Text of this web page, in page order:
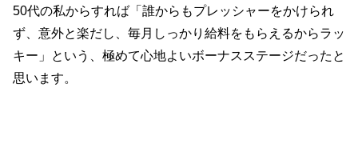
50代の私からすれば「誰からもプレッシャーをかけられ
ず、意外と楽だし、毎月しっかり給料をもらえるからラッ
キー」という、極めて心地よいボーナスステージだったと
思います。